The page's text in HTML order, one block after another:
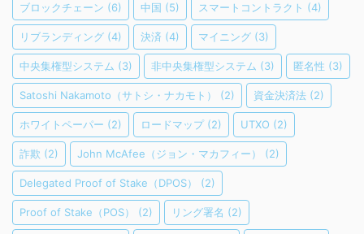
ブロックチェーン (6) 中国 (5) スマートコントラクト (4)
リブランディング (4) 決済 (4) マイニング (3)
中央集権型システム (3) 非中央集権型システム (3) 匿名性 (3)
Satoshi Nakamoto（サトシ・ナカモト） (2) 資金決済法 (2)
ホワイトペーパー (2) ロードマップ(2) UTXO (2)
詐欺 (2) John McAfee（ジョン・マカフィー） (2)
Delegated Proof of Stake（DPOS） (2)
Proof of Stake（POS） (2) リング署名 (2)